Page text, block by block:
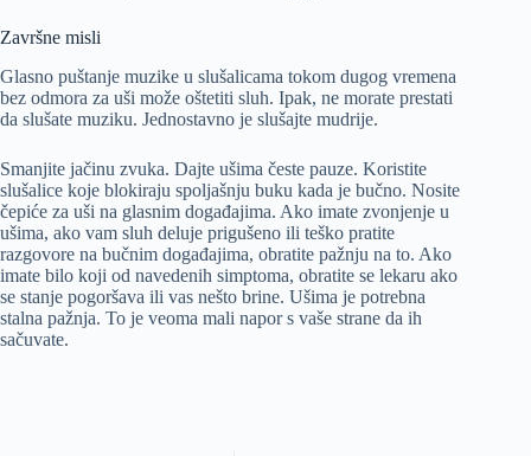
Završne misli
Glasno puštanje muzike u slušalicama tokom dugog vremena
bez odmora za uši može oštetiti sluh. Ipak, ne morate prestati
da slušate muziku. Jednostavno je slušajte mudrije.
Smanjite jačinu zvuka. Dajte ušima česte pauze. Koristite
slušalice koje blokiraju spoljašnju buku kada je bučno. Nosite
čepiće za uši na glasnim događajima. Ako imate zvonjenje u
ušima, ako vam sluh deluje prigušeno ili teško pratite
razgovore na bučnim događajima, obratite pažnju na to. Ako
imate bilo koji od navedenih simptoma, obratite se lekaru ako
se stanje pogoršava ili vas nešto brine. Ušima je potrebna
stalna pažnja. To je veoma mali napor s vaše strane da ih
sačuvate.